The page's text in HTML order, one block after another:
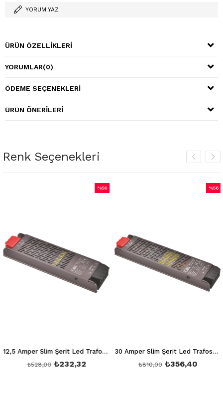
YORUM YAZ
ÜRÜN ÖZELLIKLERI
YORUMLAR(0)
ÖDEME SEÇENEKLERI
ÜRÜN ÖNERILERI
Renk Seçenekleri
12,5 Amper Slim Şerit Led Trafosu 150W 12V 10M Sessiz Ct 2560
₺232,32
₺528,00
%56
30 Amper Slim Şerit Led Trafosu 360W Fansız Ct 2578
₺356,40
₺810,00
%56